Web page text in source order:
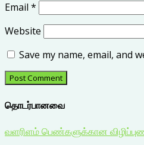
Email *
Website
Save my name, email, and
தொடர்பானவை
வளரிளம் பெண்களுக்கான